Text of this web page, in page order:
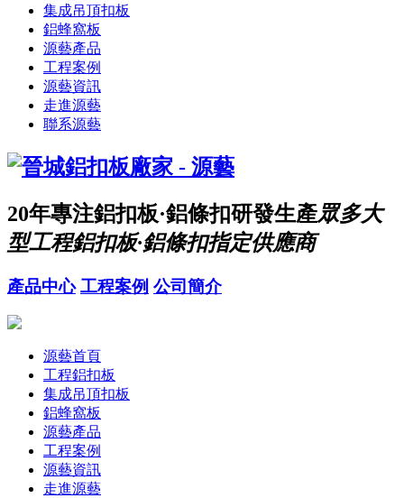
集成吊頂扣板
鋁蜂窩板
源藝產品
工程案例
源藝資訊
走進源藝
聯系源藝
20年專注鋁扣板·鋁條扣研發生產眾多大
型工程鋁扣板·鋁條扣指定供應商
產品中心 工程案例 公司簡介
源藝首頁
工程鋁扣板
集成吊頂扣板
鋁蜂窩板
源藝產品
工程案例
源藝資訊
走進源藝